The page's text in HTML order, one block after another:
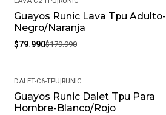
-56%
Guayos Runic Lava Tpu Adulto-
Negro/Naranja
$79.990$179.990
-56%
DALET-C6-TPU|RUNIC
Guayos Runic Dalet Tpu Para
Hombre-Blanco/Rojo